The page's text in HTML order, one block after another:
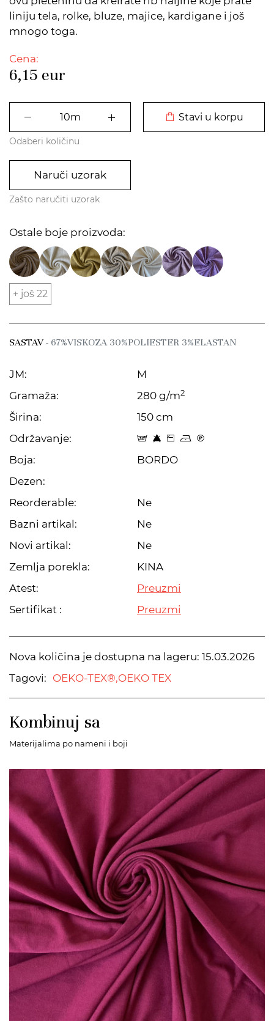
liniju tela, rolke, bluze, majice, kardigane i još
mnogo toga.
Cena:
6,15 eur
Stavi u korpu
Odaberi količinu
Naruči uzorak
Zašto naručiti uzorak
Ostale boje proizvoda:
+ još 22
SASTAV- 67%VISKOZA 30%POLIESTER 3%ELASTAN
JM:
M
Gramaža:
280 g/m2
Širina:
150 cm
Održavanje:
s 8 Z o C
Boja:
BORDO
Dezen:
Reorderable:
Ne
Bazni artikal:
Ne
Novi artikal:
Ne
Zemlja porekla:
KINA
Atest:
Preuzmi
Sertifikat :
Preuzmi
Nova količina je dostupna na lageru: 15.03.2026
Tagovi: OEKO-TEX®,OEKO TEX
Kombinuj sa
Materijalima po nameni i boji